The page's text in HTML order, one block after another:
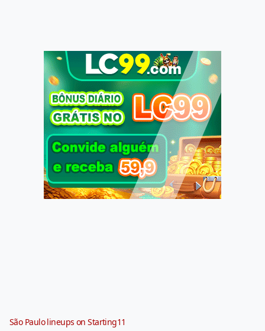
São Paulo lineups on Starting11